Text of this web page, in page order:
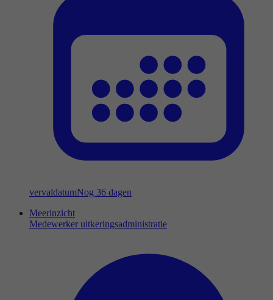
vervaldatumNog 36 dagen
Meerinzicht
Medewerker uitkeringsadministratie